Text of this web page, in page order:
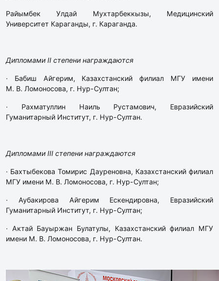
Райымбек Улдай Мухтарбеккызы, Медицинский
Университет Караганды, г. Караганда.
Дипломами II степени награждаются
· Бабиш Айгерим, Казахстанский филиал МГУ имени
М. В. Ломоносова, г. Нур-Султан;
· Рахматуллин Наиль Рустамович, Евразийский
Гуманитарный Институт, г. Нур-Султан.
Дипломами III степени награждаются
· Бахтыбекова Томирис Дауреновна, Казахстанский филиал
МГУ имени М. В. Ломоносова, г. Нур-Султан;
· Аубакирова Айгерим Ескендировна, Евразийский
Гуманитарный Институт, г. Нур-Султан;
· Актай Бауыржан Булатулы, Казахстанский филиал МГУ
имени М. В. Ломоносова, г. Нур-Султан.